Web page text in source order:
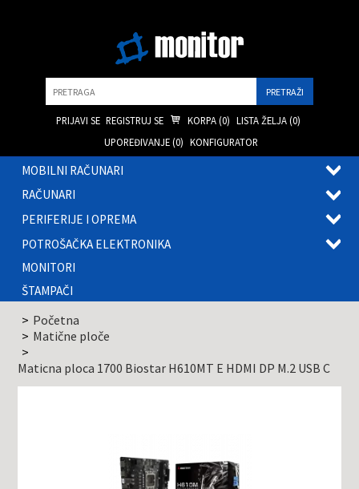
PRIJAVI SE REGISTRUJ SE KORPA (0) LISTA ŽELJA (0)
UPOREĐIVANJE (0) KONFIGURATOR
MOBILNI RAČUNARI
RAČUNARI
PERIFERIJE I OPREMA
POTROŠAČKA ELEKTRONIKA
MONITORI
ŠTAMPAČI
Početna
Matične ploče
Maticna ploca 1700 Biostar H610MT E HDMI DP M.2 USB C